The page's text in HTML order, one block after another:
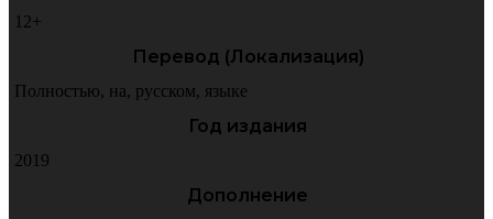
12+
Перевод (Локализация)
Полностью, на, русском, языке
Год издания
2019
Дополнение